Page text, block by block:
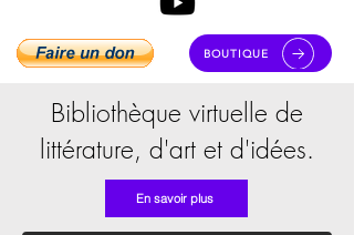
BOUTIQUE
Bibliothèque virtuelle de
littérature, d'art et d'idées.
En savoir plus